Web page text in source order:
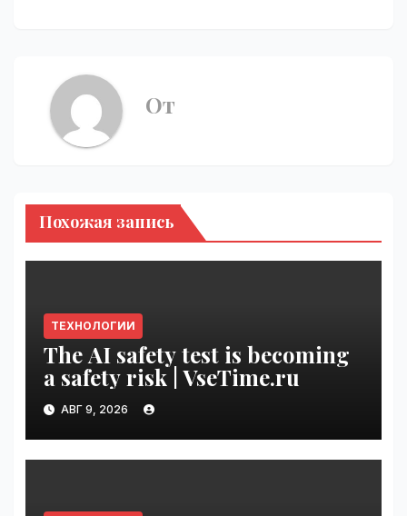
От
Похожая запись
ТЕХНОЛОГИИ
The AI safety test is becoming
a safety risk | VseTime.ru
АВГ 9, 2026